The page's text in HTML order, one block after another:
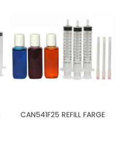
CAN541F25 REFILL FARGE